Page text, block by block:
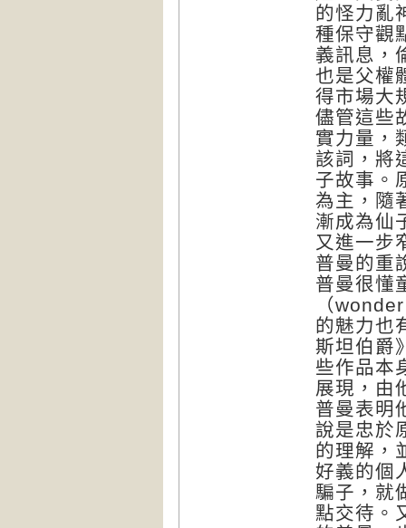
的怪力亂
種保守觀
義訊息，
也是父權
得市場大
儘管這些
實力量，
該詞，將
子故事。
為主，隨
漸成為仙
又進一步
普曼的重
普曼很懂
（
的魅力也
斯坦伯爵
些作品本
展現，由
普曼表明
說是忠於
的理解，
好義的個
騙子，就
點交待。